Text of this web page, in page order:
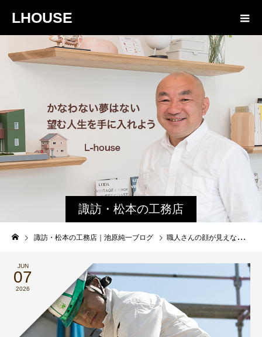
LHOUSE
諏訪・松本の工務店
の社長ブログ｜家族
物語８４３
諏訪・松本の工務店｜池原純一ブログ 職人さんの顔が見えない家が、本当に「いい家」だと思いますか？
JUN
07
2026